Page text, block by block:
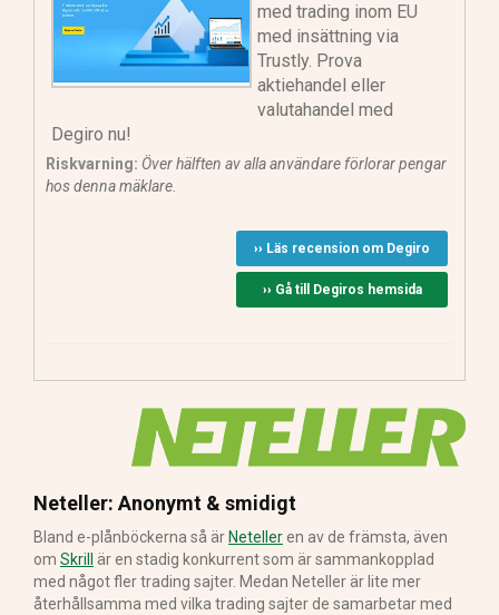
med trading inom EU
med insättning via
Trustly. Prova
aktiehandel eller
valutahandel med
Degiro nu!
Riskvarning: Över hälften av alla användare förlorar pengar
hos denna mäklare.
›› Läs recension om Degiro
›› Gå till Degiros hemsida
Neteller: Anonymt & smidigt
Bland e-plånböckerna så är Netelleren av de främsta, även
om Skrill
är en stadig konkurrent som är sammankopplad
med något fler trading sajter. Medan Neteller är lite mer
återhållsamma med vilka trading sajter de samarbetar med